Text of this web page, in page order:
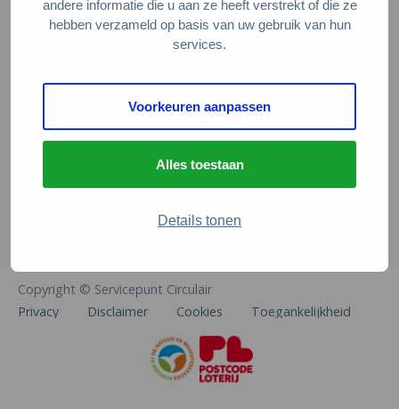
andere informatie die u aan ze heeft verstrekt of die ze
hebben verzameld op basis van uw gebruik van hun
services.
Voorkeuren aanpassen
Alles toestaan
Details tonen
Veelgestelde vragen
De Natuur en Milieufederaties
Arthur van Schendelstraat 600
info@natuurenmilieufederaties.nl
Copyright © Servicepunt Circulair
Privacy
Disclaimer Cookies Toegankelijkheid